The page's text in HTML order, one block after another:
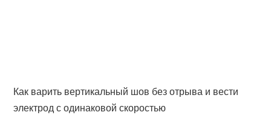
Как варить вертикальный шов без отрыва и вести
электрод с одинаковой скоростью